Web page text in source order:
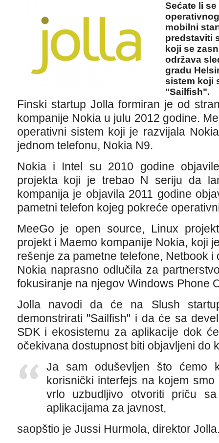
Sećate li
mobilni
predstaviti
koji se
održava
gradu
sistem koji
"Sailfish".
Finski startup Jolla formiran je od
kompanije Nokia u julu 2012 godine.
operativni sistem koji je razvijala
jednom telefonu, Nokia N9.
Nokia i Intel su 2010 godine
projekta koji je trebao N seriju da
kompanija je objavila 2011 godine
pametni telefon kojeg pokreće
MeeGo je open source, Linux
projekt i Maemo kompanije Nokia, koji
rešenje za pametne telefone, Netbook
Nokia naprasno odlučila za
fokusiranje na njegov Windows Phone
Jolla navodi da će na Slush
demonstrirati "Sailfish" i da će sa
SDK i ekosistemu za aplikacije dok
očekivana dostupnost biti objavljeni do
Ja sam oduševljen što ćemo
korisnički interfejs na kojem
vrlo uzbudljivo otvoriti priču
aplikacijama za javnost,
saopštio je Jussi Hurmola, direktor